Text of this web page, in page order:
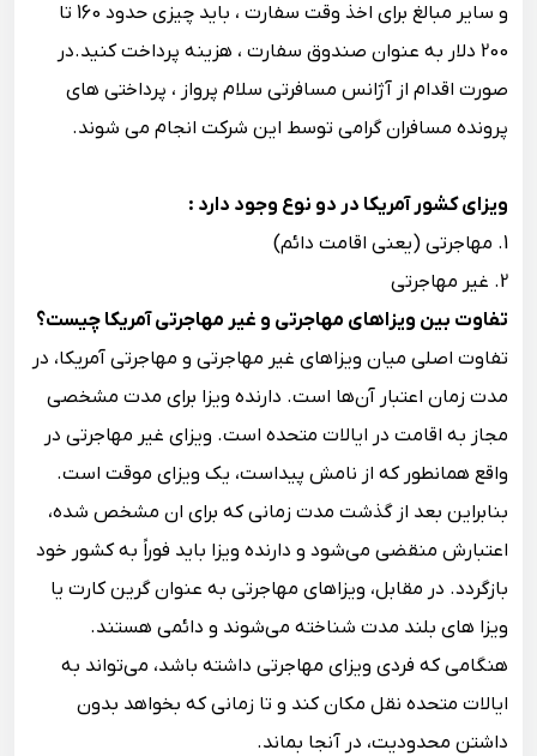
و سایر مبالغ برای اخذ وقت سفارت ، باید چیزی حدود 160 تا
200 دلار به عنوان صندوق سفارت ، هزینه پرداخت کنید.در
صورت اقدام از آژانس مسافرتی سلام پرواز ، پرداختی های
پرونده مسافران گرامی توسط این شرکت انجام می شوند.
ویزای کشور آمریکا در دو نوع وجود دارد :
1. مهاجرتی (یعنی اقامت دائم)
2. غیر مهاجرتی
تفاوت بین ویزاهای مهاجرتی و غیر مهاجرتی آمریکا چیست؟
تفاوت اصلی میان ویزاهای غیر مهاجرتی و مهاجرتی آمریکا، در
مدت زمان اعتبار آن‌ها است. دارنده ویزا برای مدت مشخصی
مجاز به اقامت در ایالات متحده است. ویزای غیر مهاجرتی در
واقع همانطور که از نامش پیداست، یک ویزای موقت است.
بنابراین بعد از گذشت مدت زمانی که برای ان مشخص شده،
اعتبارش منقضی می‌شود و دارنده ویزا باید فوراً به کشور خود
بازگردد. در مقابل، ویزاهای مهاجرتی به عنوان گرین کارت یا
ویزا های بلند مدت شناخته می‌شوند و دائمی هستند.
هنگامی که فردی ویزای مهاجرتی داشته باشد، می‌تواند به
ایالات متحده نقل مکان کند و تا زمانی که بخواهد بدون
داشتن محدودیت، در آنجا بماند.